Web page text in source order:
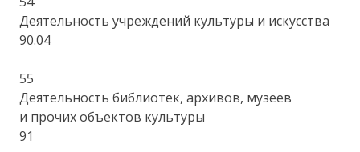
Деятельность учреждений культуры и искусства
90.04
55
Деятельность библиотек, архивов, музеев
и прочих объектов культуры
91